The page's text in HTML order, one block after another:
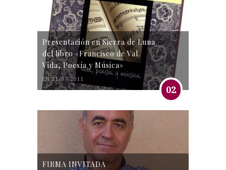
Presentación en Sierra de Luna
del libro «Francisco de Val.
Vida, Poesía y Música»
EN 31/07/2011
02
FIRMA INVITADA